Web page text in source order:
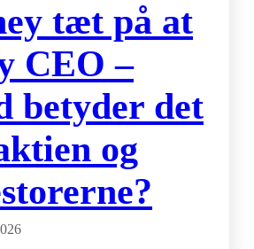
tæt på at
CEO –
betyder det
og